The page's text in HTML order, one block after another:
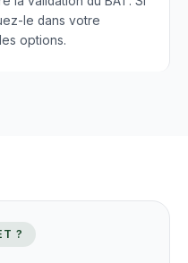
le dans votre
options.
?